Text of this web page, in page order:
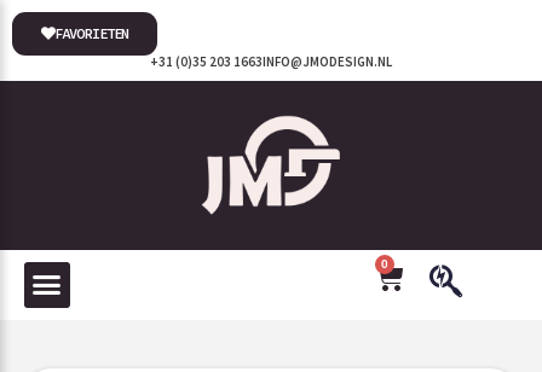
INFO@JMODESIGN.NL
+31 (0)35 203 1663
FAVORIETEN
0